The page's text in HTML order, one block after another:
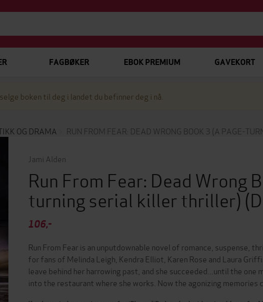
FAGBØKER EBOK PREMIUM GAVEKORT
boken til deg i landet du befinner deg i nå.
OG DRAMA RUN FROM FEAR: DEAD WRONG BOOK 3 (A PAGE-
Jami Alden
Run From Fear: Dead Wrong
turning serial killer thriller)
106,-
Run From Fear is an unputdownable novel of romance, suspense,
for fans of Melinda Leigh, Kendra Elliot, Karen Rose and Laura
leave behind her harrowing past, and she succeeded...until the
into the restaurant where she works. Now the agonizing memories